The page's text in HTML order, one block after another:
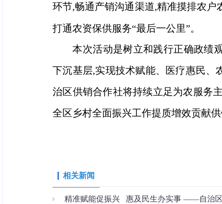
环节,畅通产销沟通渠道,精准摸排农
打通农资保供服务“最后一公里”
本次活动是树立和践行正确政绩观
下沉基层,实现技术赋能、医疗惠民、
治区供销合作社将持续立足为农服务
全区乡村全面振兴工作提质增效贡献
相关新闻
精准赋能促振兴 惠及民生办实事 ——自治